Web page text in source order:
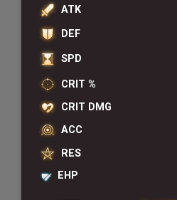
ATK
DEF
SPD
CRIT %
CRIT DMG
ACC
RES
EHP